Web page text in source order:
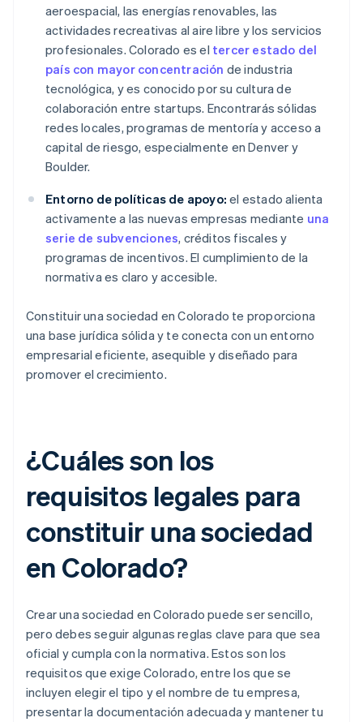
aeroespacial, las energías renovables, las
actividades recreativas al aire libre y los servicios
profesionales. Colorado es el tercer estado del
país con mayor concentración de industria
tecnológica, y es conocido por su cultura de
colaboración entre startups. Encontrarás sólidas
redes locales, programas de mentoría y acceso a
capital de riesgo, especialmente en Denver y
Boulder.
Entorno de políticas de apoyo: el estado alienta
activamente a las nuevas empresas mediante una
serie de subvenciones, créditos fiscales y
programas de incentivos. El cumplimiento de la
normativa es claro y accesible.
Constituir una sociedad en Colorado te proporciona
una base jurídica sólida y te conecta con un entorno
empresarial eficiente, asequible y diseñado para
promover el crecimiento.
¿Cuáles son los
requisitos legales para
constituir una sociedad
en Colorado?
Crear una sociedad en Colorado puede ser sencillo,
pero debes seguir algunas reglas clave para que sea
oficial y cumpla con la normativa. Estos son los
requisitos que exige Colorado, entre los que se
incluyen elegir el tipo y el nombre de tu empresa,
presentar la documentación adecuada y mantener tu